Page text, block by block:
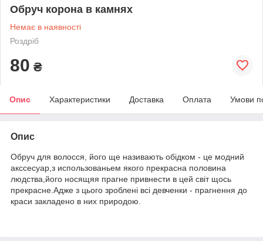
Обруч корона в камнях
Немає в наявності
Роздріб
80 ₴
Опис Характеристики Доставка Оплата Умови
Опис
Обруч для волосся, його ще називають обідком - це модний
акссесуар,з использованьем якого прекрасна половина
людства,його носящяя прагне привнести в цей світ щось
прекрасне.Адже з цього зроблені всі девченки - прагнення до
краси закладено в них природою.